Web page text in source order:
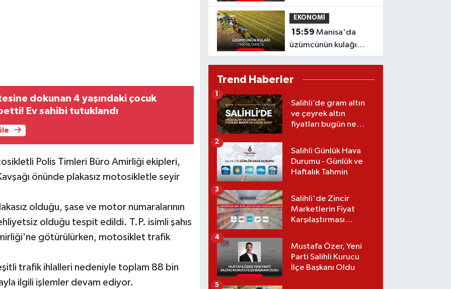
dokunan 4 yaşındaki çocuk
Ev sahibi tutuklandı
Polis Timleri Büro Amirliği ekipleri,
önünde plakasız motosikletle seyir
olduğu, şase ve motor numaralarının
olduğu tespit edildi. T.P. isimli şahıs
götürülürken, motosiklet trafik
trafik ihlalleri nedeniyle toplam 88 bin
ilgili işlemler devam ediyor.
Feci kazada hayatını
kaybetti
EKONOMİ
15:59 Manisa'da
üzümcünün kulağı
TMO ve TARİŞ’te
Trend Haberler
Salihli’de gram altın
ve çeyrek altın
fiyatları bugün ne
(08.08.2026)
1
Salihli Günlük Hava
Durumu - Günlük ve
Haftalık Tahmin
2
Salihli'de Zincir
Marketlerin Fiyat
Karşılaştırması
3
Mustafa Özer, Yeni
Parti Salihli Kurucu
İlçe Başkanı Oldu
4
5